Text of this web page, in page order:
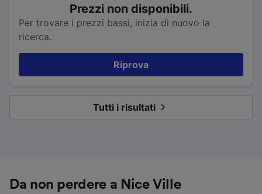
Prezzi non disponibili.
Per trovare i prezzi bassi, inizia di nuovo la
ricerca.
Riprova
Tutti i risultati
Da non perdere a Nice Ville